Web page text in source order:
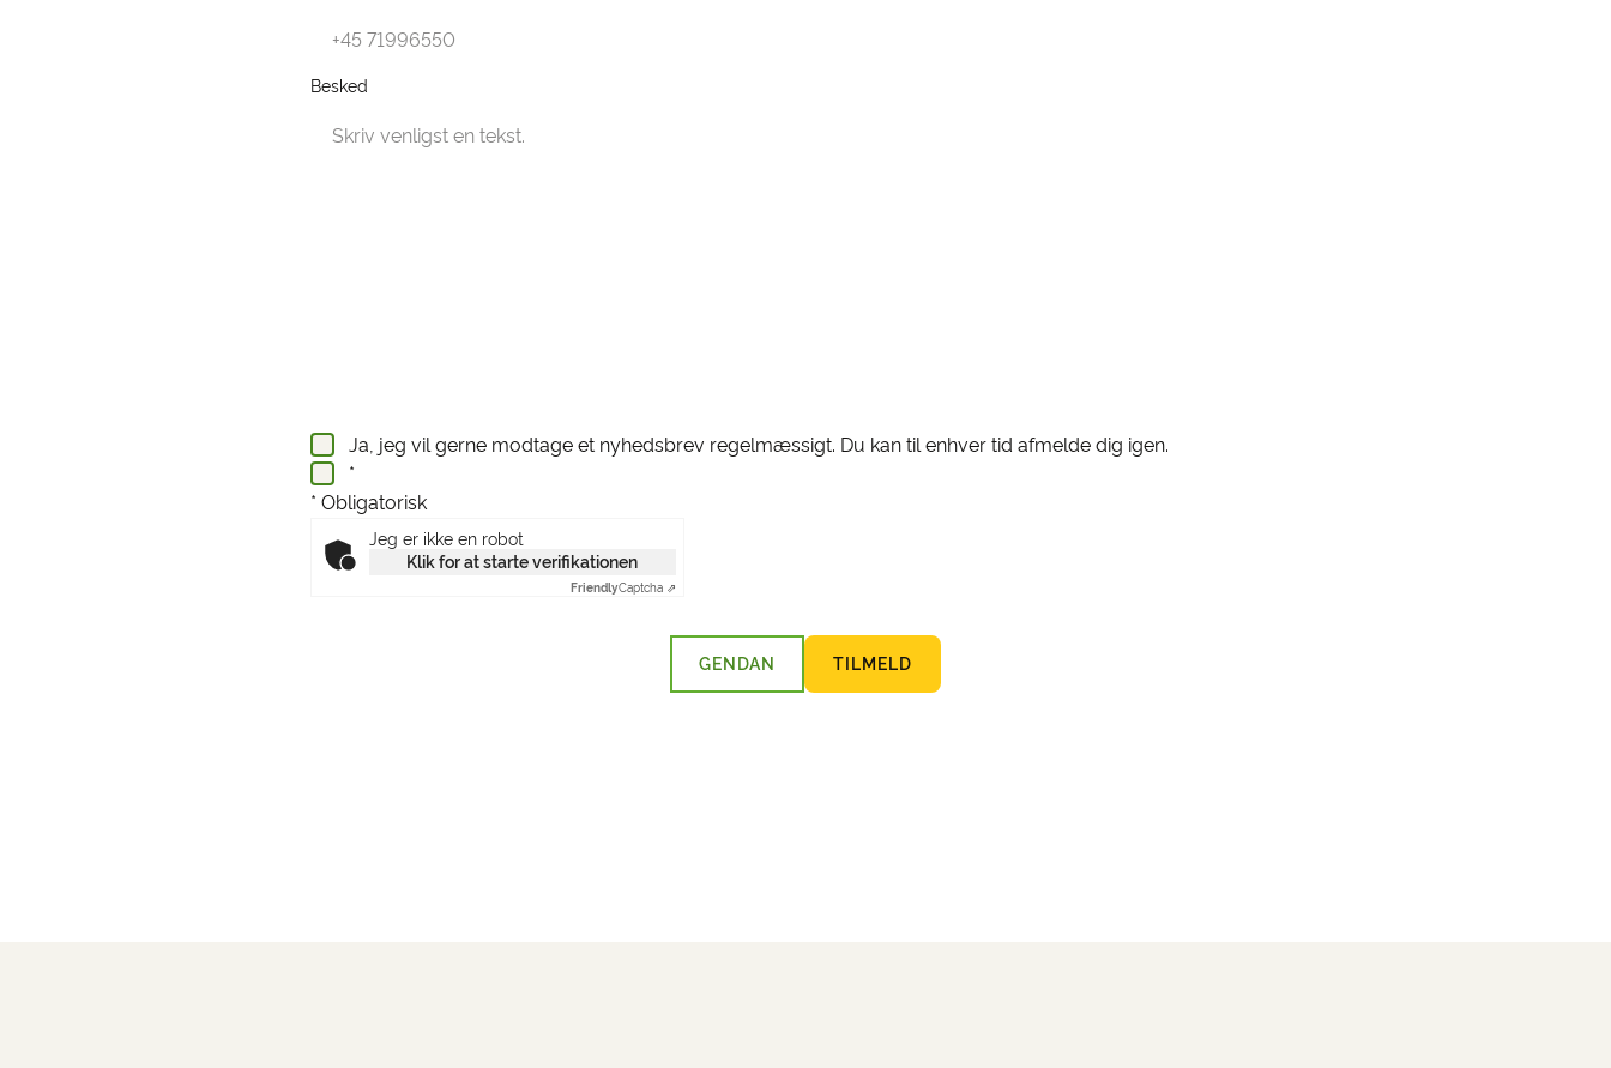
Besked
Ja, jeg vil gerne modtage et nyhedsbrev regelmæssigt. Du kan til enhver tid afmelde dig igen.
*
* Obligatorisk
Jeg er ikke en robot
Klik for at starte verifikationen
FriendlyCaptcha ⇗
GENDAN TILMELD